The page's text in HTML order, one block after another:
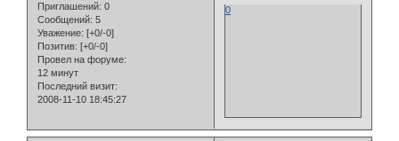
Приглашений: 0
Сообщений: 5
Уважение: [+0/-0]
Позитив: [+0/-0]
Провел на форуме:
12 минут
Последний визит:
2008-11-10 18:45:27
0